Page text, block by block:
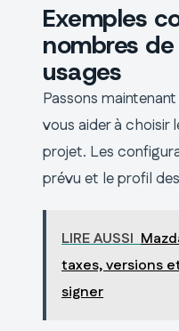
Exemples
nombres
usages
Passons
vous aider à choisir
projet. Les
prévu et le profil
LIRE AUSSI
taxes, versions
signer